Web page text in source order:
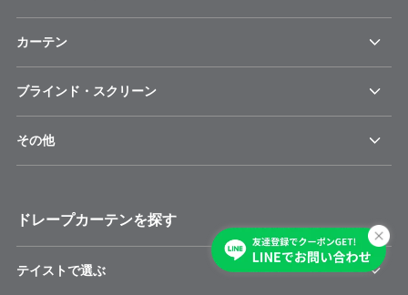
カーテン
ブラインド・スクリーン
その他
ドレープカーテンを探す
テイストで選ぶ